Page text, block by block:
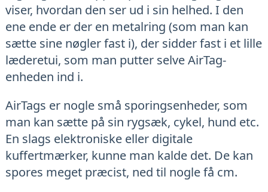
viser, hvordan den ser ud i sin helhed. I den
ene ende er der en metalring (som man kan
sætte sine nøgler fast i), der sidder fast i et lille
læderetui, som man putter selve AirTag-
enheden ind i.
AirTags er nogle små sporingsenheder, som
man kan sætte på sin rygsæk, cykel, hund etc.
En slags elektroniske eller digitale
kuffertmærker, kunne man kalde det. De kan
spores meget præcist, ned til nogle få cm.